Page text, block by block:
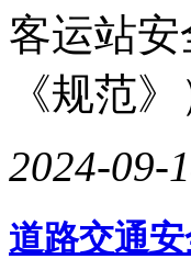
客运站
《规范
2024-09-
道路交通